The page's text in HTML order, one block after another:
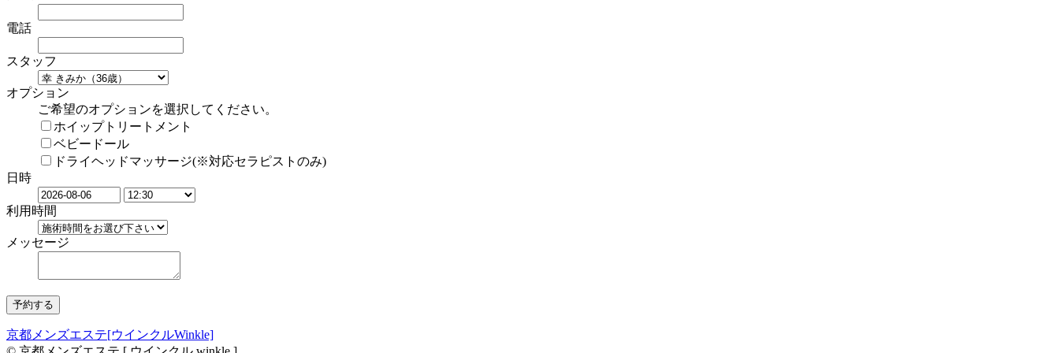
電話
スタッフ
オプション
ご希望のオプションを選択してください。
ホイップトリートメント
ベビードール
ドライヘッドマッサージ(※対応セラピストのみ)
日時
利用時間
メッセージ
京都メンズエステ[ウインクルWinkle]